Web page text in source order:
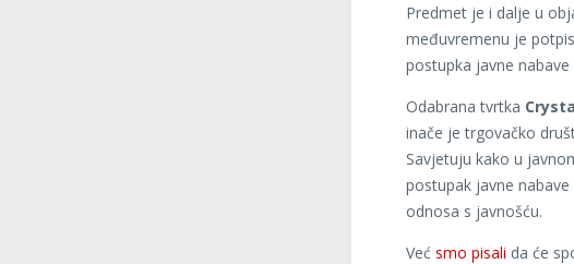
Predmet je i dalje u
međuvremenu je
postupka javne
Odabrana tvrtka
inače je trgovačko
Savjetuju kako u
postupak javne
odnosa s javnošću.
Već smo pisali da će